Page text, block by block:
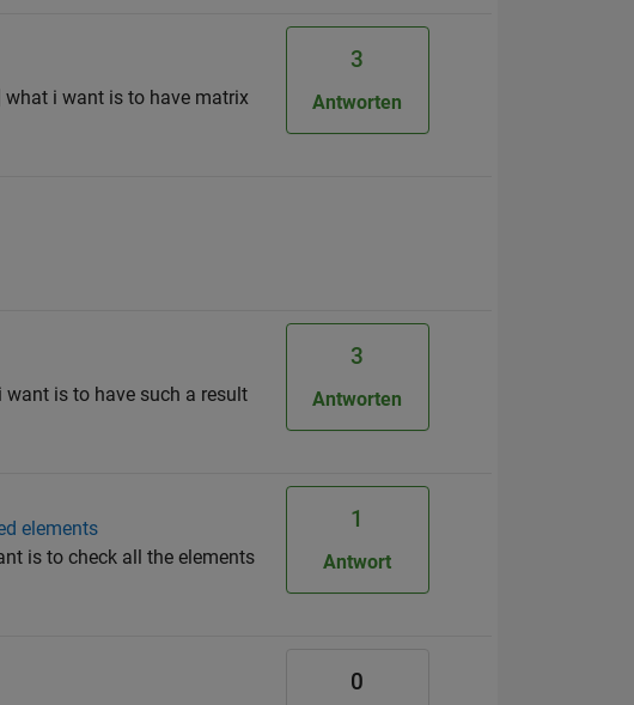
what i want is to have matrix
3
Antworten
want is to have such a result
3
Antworten
elements
is to check all the elements
1
Antwort
0